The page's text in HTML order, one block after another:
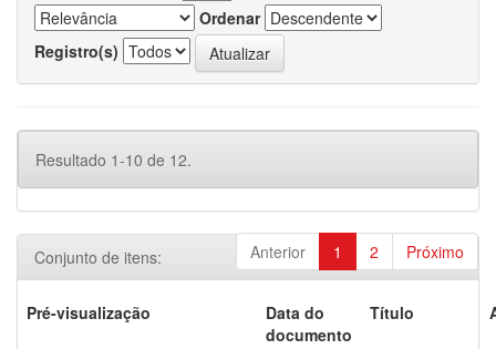
Ordenar
Registro(s)
Resultado 1-10 de 12.
Anterior 1 2 Próximo
Conjunto de itens:
Pré-visualização
Data do
documento
Título